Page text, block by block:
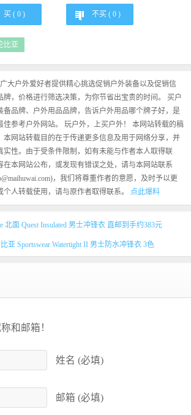
买 ( 0) 不买 ( 0)
比亚
大户外爱好者提供精心挑选促销户外装备以及促销信
牌，价格进行筛选决策，为你节省出宝贵的时间。 买户
备品牌、户外用品品牌，告诉户外用品哪个牌子好，是
佳参考户外网站。 玩户外，上买户外！ 本网站转载的稿
本网站转载目的在于传递更多信息及用于网络分享，并
实性。由于受条件限制，如有未能与作者本人取得联
在本网站公布，或发现有错误之处，请与本网站联系
，我们将尊重作者的意愿，及时予以更
人转载使用，请与原作者取得联系。 点此爆料
北面 Quest Insulated 男士冲锋衣 直邮到手约383元
亚 Sportswear Watertight II 男士防水冲锋衣 3色
和邮箱！
姓名 (必填)
邮箱 (必填)